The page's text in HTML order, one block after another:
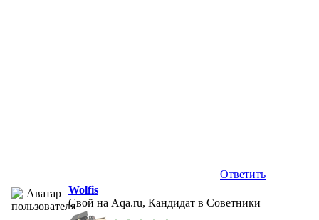
Ответить
Wolfis
Свой на Aqa.ru, Кандидат в Советники